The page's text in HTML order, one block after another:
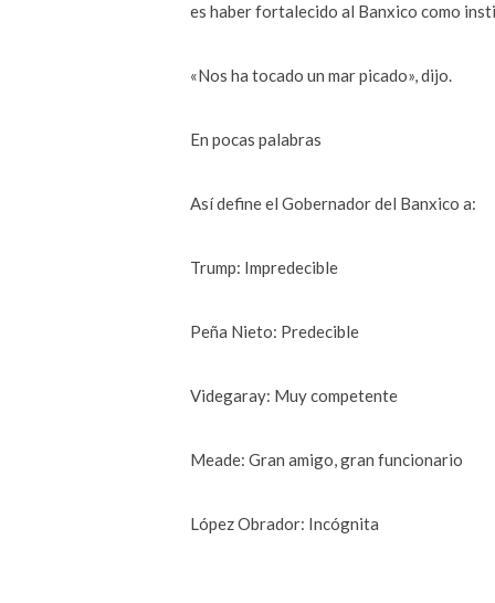
es haber fortalecido al Banxico como
«Nos ha tocado un mar picado», dijo.
En pocas palabras
Así define el Gobernador del Banxico a:
Trump: Impredecible
Peña Nieto: Predecible
Videgaray: Muy competente
Meade: Gran amigo, gran funcionario
López Obrador: Incógnita